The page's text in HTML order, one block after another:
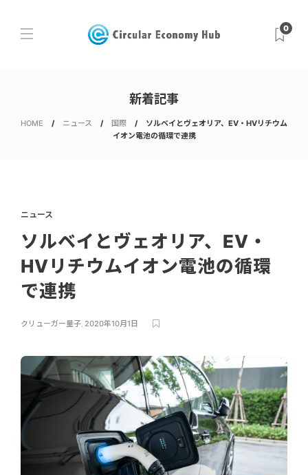
0
新着記事
HOME ニュース 国際
ソルベイとヴェオリア、EV・HVリチウム
イオン電池の循環で連携
ニュース
ソルベイとヴェオリア、EV・
HVリチウムイオン電池の循環
で連携
クリューガー量子, 2020年10月1日